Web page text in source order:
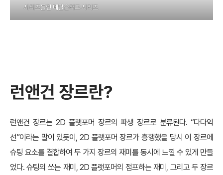
시리즈들인 메탈슬러그 시리즈
런앤건 장르란?
런앤건 장르는 2D 플랫포머 장르의 파생 장르로 분류된다. “다다익
선”이라는 말이 있듯이, 2D 플랫포머 장르가 흥행했을 당시 이 장르에
슈팅 요소를 결합하여 두 가지 장르의 재미를 동시에 느낄 수 있게 만들
었다. 슈팅의 쏘는 재미, 2D 플랫포머의 점프하는 재미, 그리고 두 장르